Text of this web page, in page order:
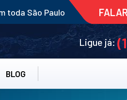
toda São Paulo
Ligue já:
BLOG